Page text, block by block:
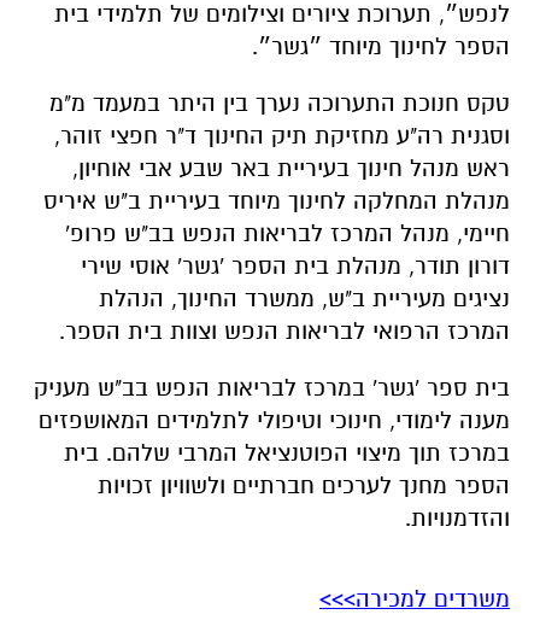
וסגנית רה"ע מחזיקת תיק החינוך ד"ר חפצי זוהר,
ראש מנהל חינוך בעיריית באר שבע אבי אוחיון,
חיימי, מנהל המרכז לבריאות הנפש בב"ש פרופ'
דורון תודר, מנהלת בית הספר 'גשר' אוסי שירי
נציגים מעיריית ב"ש, ממשרד החינוך, הנהלת
המרכז הרפואי לבריאות הנפש וצוות בית הספר.
בית ספר 'גשר' במרכז לבריאות הנפש בב"ש מעניק
מענה לימודי, חינוכי וטיפולי לתלמידים המאושפזים
במרכז תוך מיצוי הפוטנציאל המרבי שלהם. בית
והזדמנויות.
משרדים למכירה>>>